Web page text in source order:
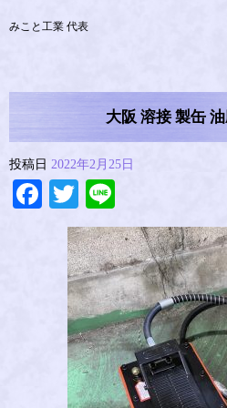
みこと工業 代表
大阪 溶接 製缶
投稿日 2022年2月25日
Facebook
Twitter